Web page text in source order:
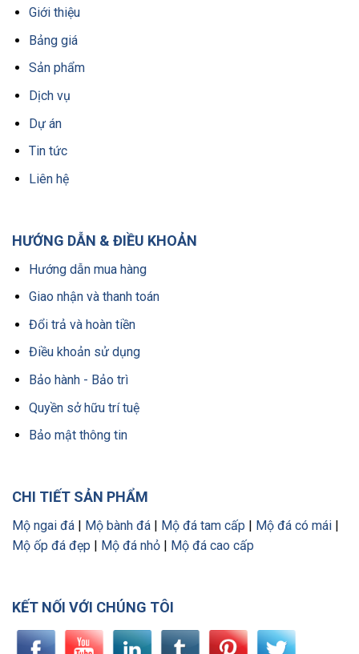
Giới thiệu
Bảng giá
Sản phẩm
Dịch vụ
Dự án
Tin tức
Liên hệ
HƯỚNG DẪN & ĐIỀU KHOẢN
Hướng dẫn mua hàng
Giao nhận và thanh toán
Đổi trả và hoàn tiền
Điều khoản sử dụng
Bảo hành - Bảo trì
Quyền sở hữu trí tuệ
Bảo mật thông tin
CHI TIẾT SẢN PHẨM
Mộ ngai đá | Mộ bành đá | Mộ đá tam cấp | Mộ đá có mái |
Mộ ốp đá đẹp | Mộ đá nhỏ | Mộ đá cao cấp
KẾT NỐI VỚI CHÚNG TÔI